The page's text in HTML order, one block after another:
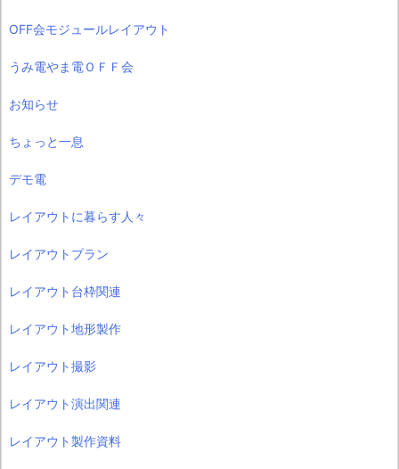
OFF会モジュールレイアウト
うみ電やま電ＯＦＦ会
お知らせ
ちょっと一息
デモ電
レイアウトに暮らす人々
レイアウトプラン
レイアウト台枠関連
レイアウト地形製作
レイアウト撮影
レイアウト演出関連
レイアウト製作資料